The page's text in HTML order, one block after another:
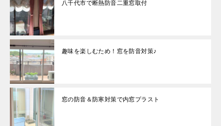
八千代市で断熱防音二重窓取付
趣味を楽しむため！窓を防音対策♪
窓の防音＆防寒対策で内窓プラスト